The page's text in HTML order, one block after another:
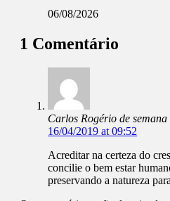
06/08/2026
1 Comentário
Carlos Rogério de semana
16/04/2019 at 09:52
Acreditar na certeza do
concilie o bem estar
preservando a natureza